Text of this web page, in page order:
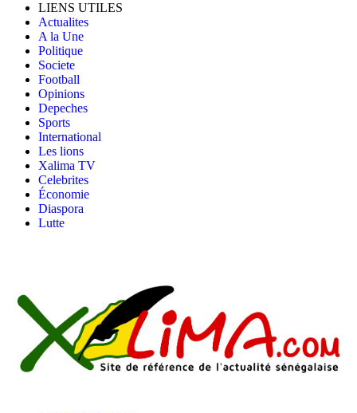
LIENS UTILES
Actualites
A la Une
Politique
Societe
Football
Opinions
Depeches
Sports
International
Les lions
Xalima TV
Celebrites
Économie
Diaspora
Lutte